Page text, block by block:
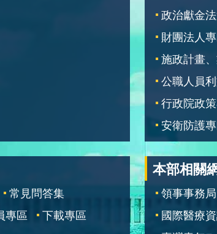
政治獻金
財團法人
施政計畫
公職人員
行政院政
安衛防護
常見問答集
專區
下載專區
本部相關
領事事務局
國際醫療